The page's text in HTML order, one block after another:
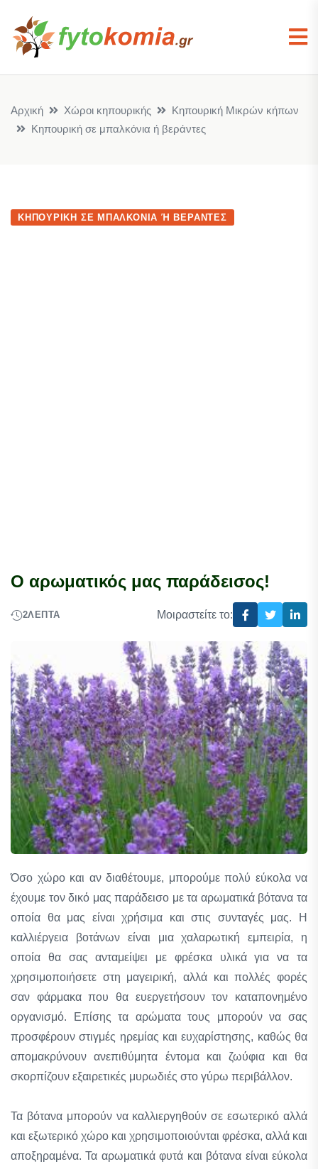
Αρχική Χώροι κηπουρικής
Κηπουρική Μικρών κήπων
Κηπουρική σε μπαλκόνια ή βεράντες
ΚΗΠΟΥΡΙΚΉ ΣΕ ΜΠΑΛΚΌΝΙΑ Ή ΒΕΡΆΝΤΕΣ
Ο αρωματικός μας παράδεισος!
2ΛΕΠΤΆ Μοιραστείτε το:
Όσο χώρο και αν διαθέτουμε, μπορούμε πολύ εύκολα να
έχουμε τον δικό μας παράδεισο με τα αρωματικά βότανα τα
οποία θα μας είναι χρήσιμα και στις συνταγές μας. Η
καλλιέργεια βοτάνων είναι μια χαλαρωτική εμπειρία, η
οποία θα σας ανταμείψει με φρέσκα υλικά για να τα
χρησιμοποιήσετε στη μαγειρική, αλλά και πολλές φορές
σαν φάρμακα που θα ευεργετήσουν τον καταπονημένο
οργανισμό. Επίσης τα αρώματα τους μπορούν να σας
προσφέρουν στιγμές ηρεμίας και ευχαρίστησης, καθώς θα
απομακρύνουν ανεπιθύμητα έντομα και ζωύφια και θα
σκορπίζουν εξαιρετικές μυρωδιές στο γύρω περιβάλλον.
Τα βότανα μπορούν να καλλιεργηθούν σε εσωτερικό αλλά
και εξωτερικό χώρο και χρησιμοποιούνται φρέσκα, αλλά και
αποξηραμένα. Τα αρωματικά φυτά και βότανα είναι εύκολα